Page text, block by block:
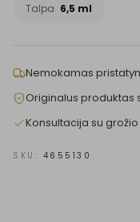
Talpa 6,5 ml
Nemokamas
Originalus produktas
Konsultacija su
SKU: 4655130